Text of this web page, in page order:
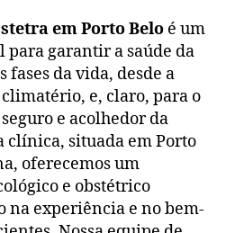
em Porto Belo é um
para garantir a saúde da
fases da vida, desde a
e, claro, para o
e acolhedor da
clínica, situada em Porto
oferecemos um
e obstétrico
na experiência e no bem-